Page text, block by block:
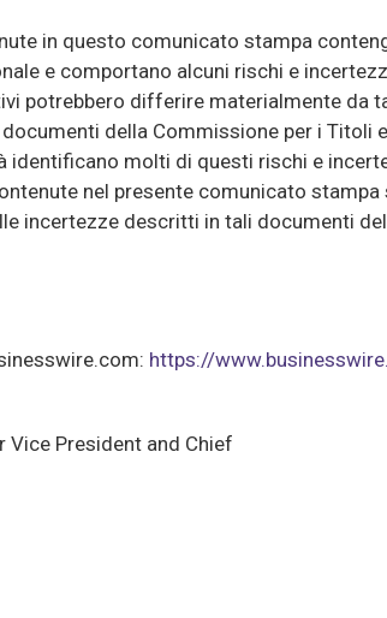
in questo comunicato stampa
e comportano alcuni rischi e
potrebbero differire materialmente da
della Commissione per i Titoli
identificano molti di questi rischi e
nel presente comunicato
incertezze descritti in tali documenti
https://
Vice President and Chief